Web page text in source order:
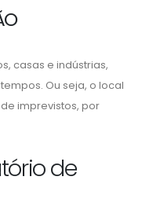
casas e indústrias,
Ou seja, o local
imprevistos, por
de